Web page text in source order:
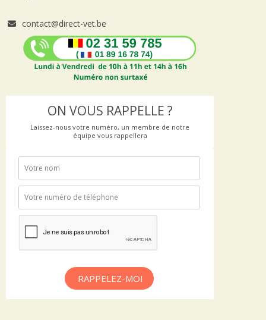
contact@direct-vet.be
ON VOUS RAPPELLE ?
Laissez-nous votre numéro, un membre de notre
équipe vous rappellera
RAPPELEZ-MOI